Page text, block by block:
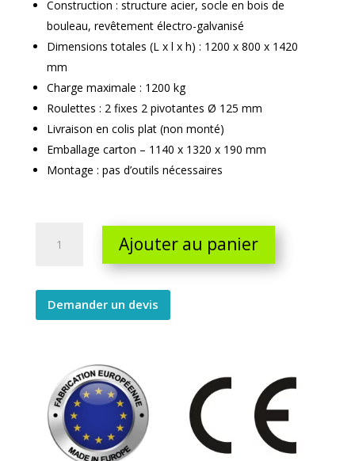
Construction : structure acier, socle en bois de
bouleau, revêtement électro-galvanisé
Dimensions totales (L x l x h) : 1200 x 800 x 1420
mm
Charge maximale : 1200 kg
Roulettes : 2 fixes 2 pivotantes Ø 125 mm
Livraison en colis plat (non monté)
Emballage carton – 1140 x 1320 x 190 mm
Montage : pas d’outils nécessaires
charge
socle
en
Ajouter au panier
Demander un devis